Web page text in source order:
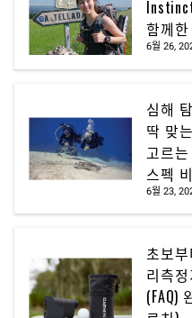
함께
6월 26,
심해
딱 맞
고르
스펙
6월 23,
초보
리측
(FAQ)